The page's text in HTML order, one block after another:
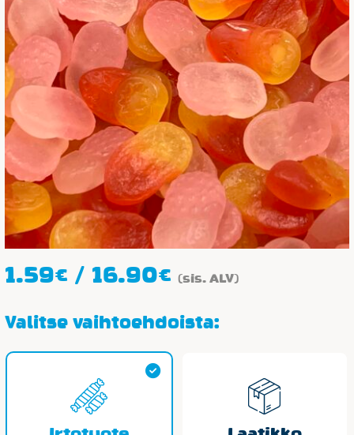
1.59€ / 16.90€Hintaluokka:
-
16.90€
(sis. ALV)
Valitse vaihtoehdoista: